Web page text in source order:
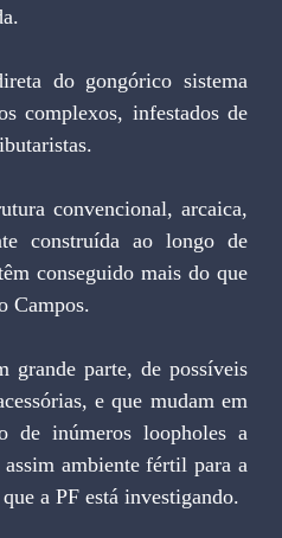
complexos, infestados de
construída ao longo de
conseguido mais do que
Campos.
e que mudam em
de inúmeros loopholes a
ambiente fértil para a
a PF está investigando.